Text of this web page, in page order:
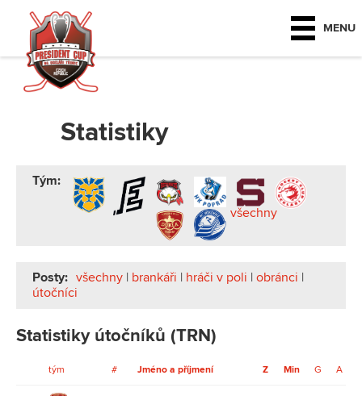
MENU
Statistiky
Tým:
všechny
Posty: všechny | brankáři | hráči v poli | obránci |
útočníci
Statistiky útočníků (TRN)
tým # Jméno a příjmení Z Min G A